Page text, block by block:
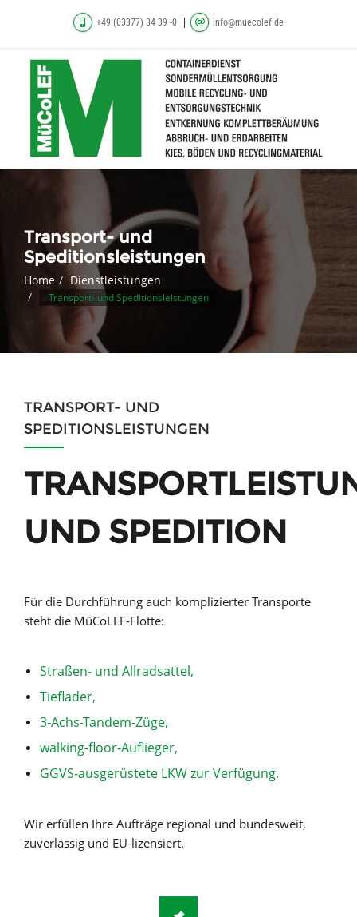
+49 (03377) 34 39 -0 info@muecolef.de
Transport- und
Speditionsleistungen
Home Dienstleistungen
Transport- und Speditionsleistungen
TRANSPORT- UND
SPEDITIONSLEISTUNGEN
UND SPEDITION
Für die Durchführung auch komplizierter Transporte
steht die MüCoLEF-Flotte:
Straßen- und Allradsattel,
Tieflader,
3-Achs-Tandem-Züge,
walking-floor-Auflieger,
GGVS-ausgerüstete LKW zur Verfügung.
Wir erfüllen Ihre Aufträge regional und bundesweit,
zuverlässig und EU-lizensiert.